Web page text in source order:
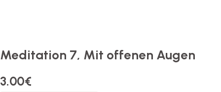
Meditation 7, Mit offenen Augen
3.00€